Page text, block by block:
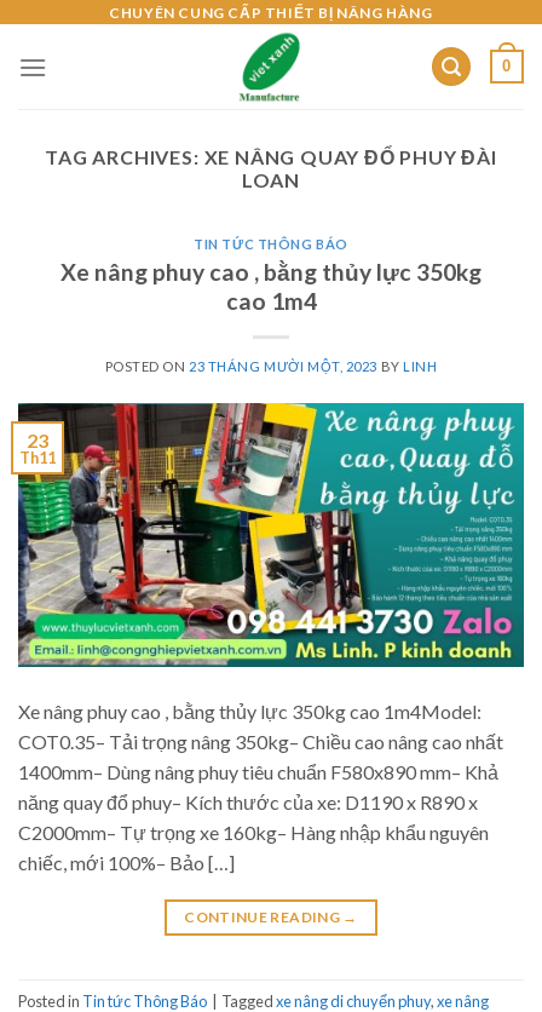
content
CHUYÊN CUNG CẤP THIẾT BỊ NÂNG HÀNG
0
TAG ARCHIVES: XE NÂNG QUAY ĐỔ PHUY ĐÀI
LOAN
TIN TỨC THÔNG BÁO
Xe nâng phuy cao , bằng thủy lực 350kg
cao 1m4
POSTED ON 23 THÁNG MƯỜI MỘT, 2023 BYLINH
23
Th11
Xe nâng phuy cao , bằng thủy lực 350kg cao 1m4Model:
COT0.35– Tải trọng nâng 350kg– Chiều cao nâng cao nhất
1400mm– Dùng nâng phuy tiêu chuẩn F580x890 mm– Khả
năng quay đổ phuy– Kích thước của xe: D1190 x R890 x
C2000mm– Tự trọng xe 160kg– Hàng nhập khẩu nguyên
chiếc, mới 100%– Bảo […]
CONTINUE READING →
Posted in Tin tức Thông Báo Taggedxe nâng di chuyển phuy,xe nâng